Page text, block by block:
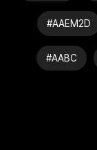
#AAEM2D
#AABC